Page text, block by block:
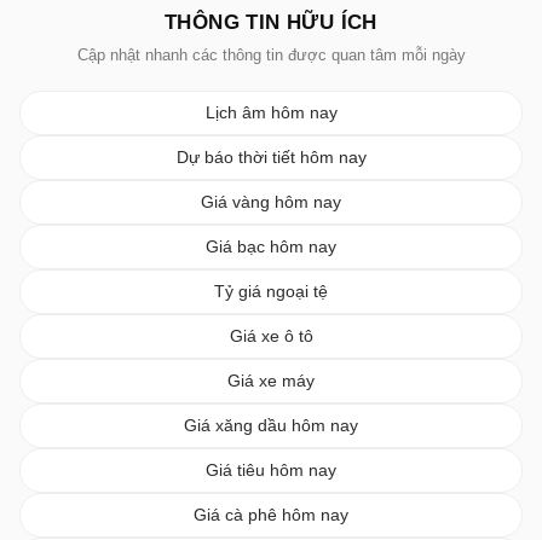
THÔNG TIN HỮU ÍCH
Cập nhật nhanh các thông tin được quan tâm mỗi ngày
Lịch âm hôm nay
Dự báo thời tiết hôm nay
Giá vàng hôm nay
Giá bạc hôm nay
Tỷ giá ngoại tệ
Giá xe ô tô
Giá xe máy
Giá xăng dầu hôm nay
Giá tiêu hôm nay
Giá cà phê hôm nay